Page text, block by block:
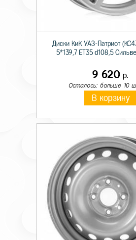
Диски КиК УАЗ-Патриот
5*139,7 ET35 d108,5
9 620 р.
Осталось: больше 10
В корзину